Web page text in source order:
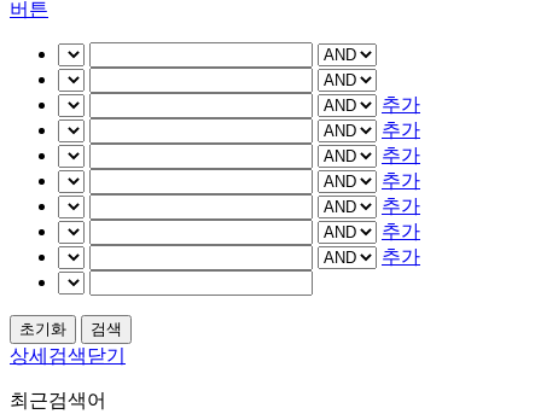
버튼
추가
추가
추가
추가
추가
추가
추가
상세검색닫기
최근검색어